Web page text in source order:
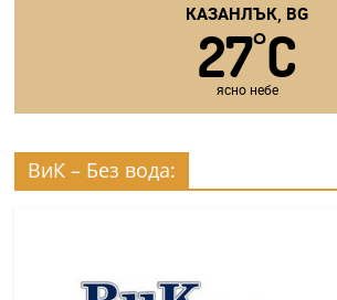
КАЗАНЛЪК, BG
27°C
ясно небе
ВиК – Без вода: